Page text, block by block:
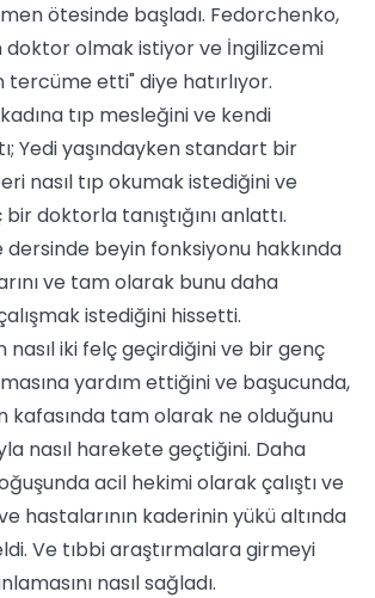
ötesinde başladı. Fedorchenko,
doktor olmak istiyor ve İngilizcemi
etti" diye hatırlıyor.
tıp mesleğini ve kendi
Yedi yaşındayken standart bir
nasıl tıp okumak istediğini ve
doktorla tanıştığını anlattı.
dersinde beyin fonksiyonu hakkında
ve tam olarak bunu daha
istediğini hissetti.
nasıl iki felç geçirdiğini ve bir genç
yardım ettiğini ve başucunda,
kafasında tam olarak ne olduğunu
nasıl harekete geçtiğini. Daha
acil hekimi olarak çalıştı ve
hastalarının kaderinin yükü altında
Ve tıbbi araştırmalara girmeyi
nasıl sağladı.